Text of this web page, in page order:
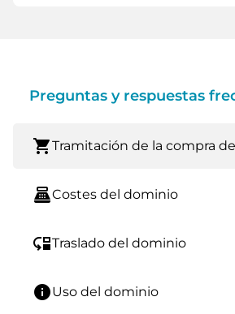
Preguntas y respuestas
shopping_cartTramitación de la compra
point_of_saleCostes del dominio
move_downTraslado del dominio
infoUso del dominio